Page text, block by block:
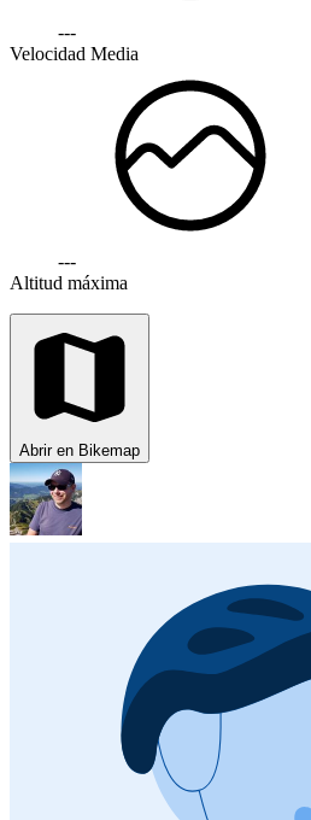
---
Velocidad Media
---
Altitud máxima
Abrir en Bikemap